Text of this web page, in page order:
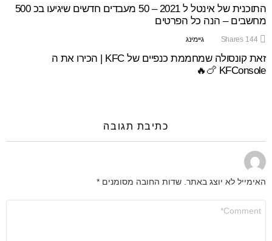
התוכנית של אינטל ל 2021 – 50 מעבדים חדשים שיגיעו בכ 500
מחשבים – הנה כל הפרטים
144
Shares גיימינג
זאת קונסולה שמחממת כנפיים של KFC | הכירו את ה
KFConsole 🍗🔥
כתיבת תגובה
האימייל לא יוצג באתר. שדות החובה מסומנים *
שלך